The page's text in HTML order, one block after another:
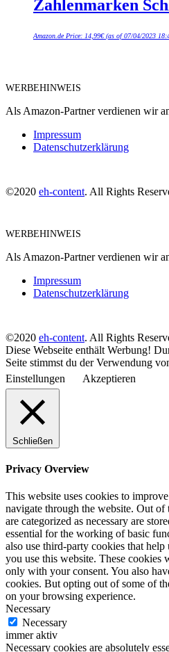
Zahlenmarken
Amazon.de Price: 14,99€(as of 07/04/2023
WERBEHINWEIS
Als Amazon-Partner verdienen wir
Impressum
Datenschutzerklärung
©2020 eh-content. All Rights
WERBEHINWEIS
Als Amazon-Partner verdienen wir
Impressum
Datenschutzerklärung
©2020 eh-content. All Rights
Diese Webseite enthält Werbung!
Seite stimmst du der Verwendung
Einstellungen
Akzeptieren
Schließen
Privacy Overview
This website uses cookies to
navigate through the website. Out of
are categorized as necessary are
essential for the working of basic
also use third-party cookies that
you use this website. These
only with your consent. You also
cookies. But opting out of some of
on your browsing experience.
Necessary
Necessary
immer aktiv
Necessary cookies are absolutely